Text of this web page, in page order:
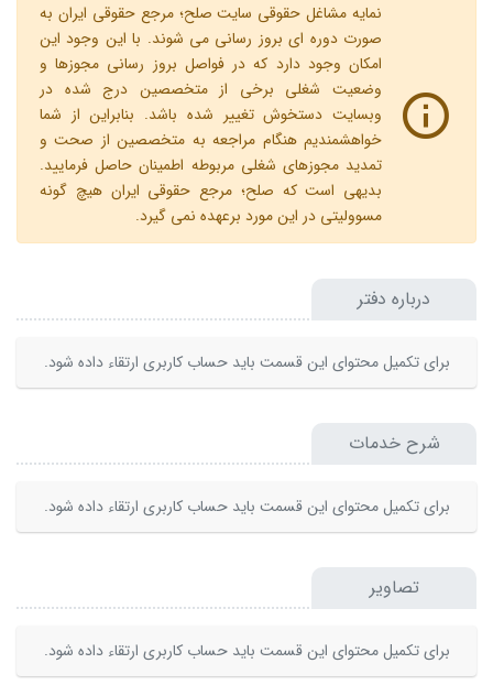
نمایه مشاغل حقوقی سایت صلح؛ مرجع حقوقی ایران به
صورت دوره ای بروز رسانی می شوند. با این وجود این
امکان وجود دارد که در فواصل بروز رسانی مجوزها و
وضعیت شغلی برخی از متخصصین درج شده در
وبسایت دستخوش تغییر شده باشد. بنابراین از شما
خواهشمندیم هنگام مراجعه به متخصصین از صحت و
تمدید مجوزهای شغلی مربوطه اطمینان حاصل فرمایید.
بدیهی است که صلح؛ مرجع حقوقی ایران هیچ گونه
مسوولیتی در این مورد برعهده نمی گیرد.
درباره دفتر
برای تکمیل محتوای این قسمت باید حساب کاربری ارتقاء داده شود.
شرح خدمات
برای تکمیل محتوای این قسمت باید حساب کاربری ارتقاء داده شود.
تصاویر
برای تکمیل محتوای این قسمت باید حساب کاربری ارتقاء داده شود.